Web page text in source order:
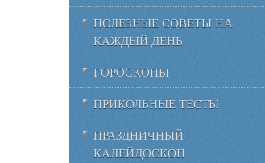
ПОЛЕЗНЫЕ СОВЕТЫ НА
КАЖДЫЙ ДЕНЬ
ГОРОСКОПЫ
ПРИКОЛЬНЫЕ ТЕСТЫ
ПРАЗДНИЧНЫЙ
КАЛЕЙДОСКОП